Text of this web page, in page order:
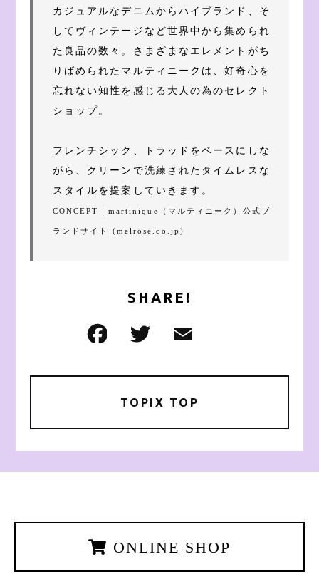
カジュアルなデニムからハイブランド、そ
してヴィンテージなど世界中から集められ
た良品の数々。さまざまなエレメントがち
りばめられたマルティニークは、好奇心を
忘れない知性を感じる大人の為のセレクト
ショップ。
フレンチシック、トラッドをベースにしな
がら、クリーンで洗練されたタイムレスな
スタイルを提案していきます。
CONCEPT｜martinique（マルティニーク）公式ブ
ランドサイト (melrose.co.jp)
SHARE!
TOPIX TOP
ONLINE SHOP